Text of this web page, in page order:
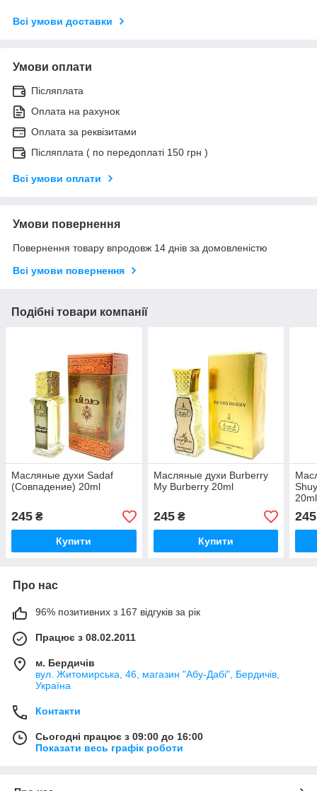
Всі умови доставки
Умови оплати
Післяплата
Оплата на рахунок
Оплата за реквізитами
Післяплата ( по передоплаті 150 грн )
Всі умови оплати
Умови повернення
Повернення товару впродовж 14 днів за домовленістю
Всі умови повернення
Подібні товари компанії
Масляные духи Sadaf
(Совпадение) 20ml
245 ₴
Купити
Масляные духи Burberry
My Burberry 20ml
245₴
Купити
20ml
245
Про нас
96% позитивних з 167 відгуків за рік
Працює з 08.02.2011
м. Бердичів
вул. Житомирська, 46, магазин "Абу-Дабі", Бердичів,
Україна
Контакти
Сьогодні працює з 09:00 до 16:00
Показати весь графік роботи